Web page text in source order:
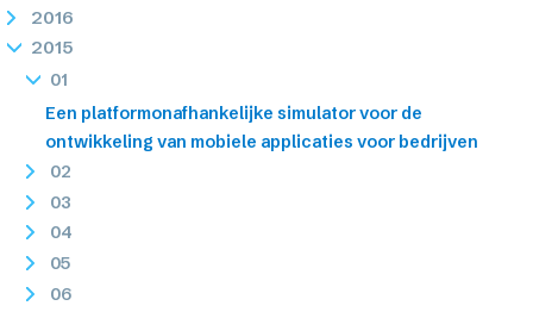
2016
2015
01
Een platformonafhankelijke simulator voor de
ontwikkeling van mobiele applicaties voor bedrijven
02
03
04
05
06